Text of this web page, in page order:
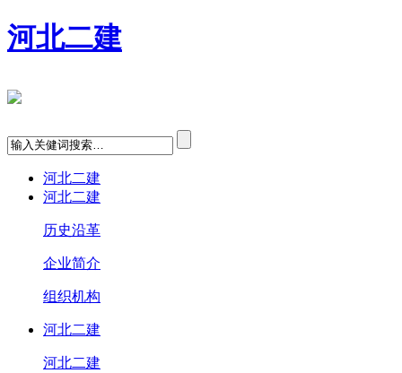
河北二建
河北二建
河北二建
历史沿革
企业简介
组织机构
河北二建
河北二建